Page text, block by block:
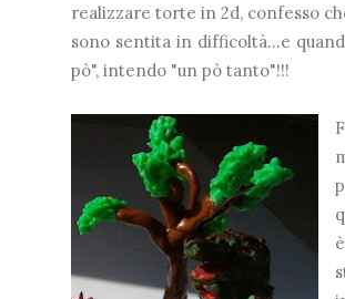
realizzare torte in 2d, confesso
sono sentita in difficoltà...e
pò", intendo "un pò tanto"!!!